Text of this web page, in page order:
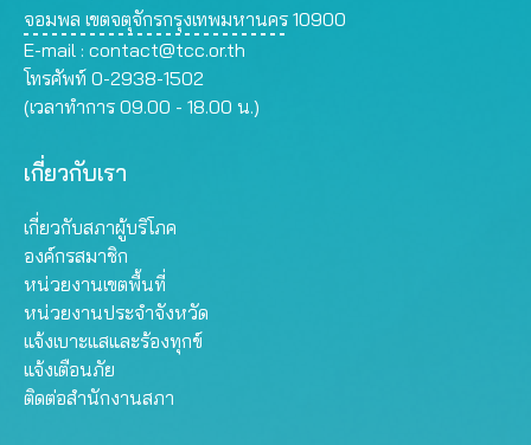
จอมพล เขตจตุจักรกรุงเทพมหานคร 10900
E-mail : contact@tcc.or.th
โทรศัพท์ 0-2938-1502
(เวลาทำการ 09.00 - 18.00 น.)
เกี่ยวกับเรา
เกี่ยวกับสภาผู้บริโภค
องค์กรสมาชิก
หน่วยงานเขตพื้นที่
หน่วยงานประจำจังหวัด
แจ้งเบาะแสและร้องทุกข์
แจ้งเตือนภัย
ติดต่อสำนักงานสภา